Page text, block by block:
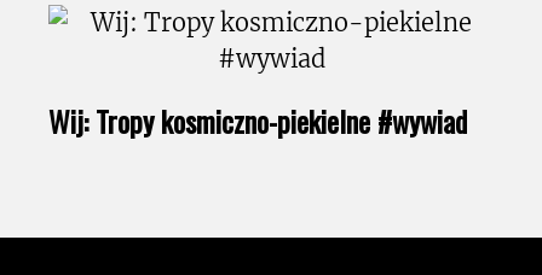
Wij: Tropy kosmiczno-piekielne #wywiad